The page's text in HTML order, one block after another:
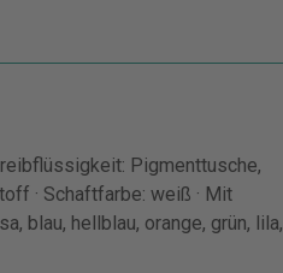
Pigmenttusche,
· Schaftfarbe: weiß · Mit
blau, hellblau, orange, grün, lila,